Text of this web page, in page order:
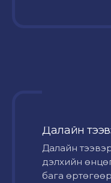
Далайн
Далайн
дэлхийн
бага